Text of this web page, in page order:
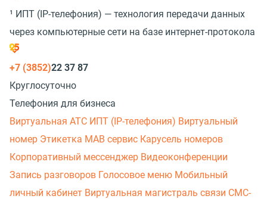
¹ ИПТ (IP-телефония) — технология передачи данных
через компьютерные сети на базе интернет-протокола
+7 (3852)22 37 87
Круглосуточно
Телефония для бизнеса
Виртуальная АТС ИПТ (IP-телефония) Виртуальный
номер Этикетка МАВ сервис Карусель номеров
Корпоративный мессенджер Видеоконференции
Запись разговоров Голосовое меню Мобильный
личный кабинет Виртуальная магистраль связи СМС-